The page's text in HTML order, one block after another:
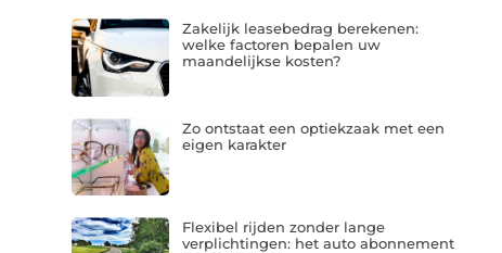
Zakelijk leasebedrag berekenen:
welke factoren bepalen uw
maandelijkse kosten?
Zo ontstaat een optiekzaak met een
eigen karakter
Flexibel rijden zonder lange
verplichtingen: het auto abonnement